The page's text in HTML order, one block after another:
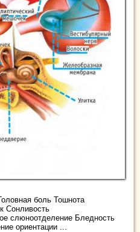
боль Тошнота
Сонливость
слюноотделение Бледность
ориентации ...